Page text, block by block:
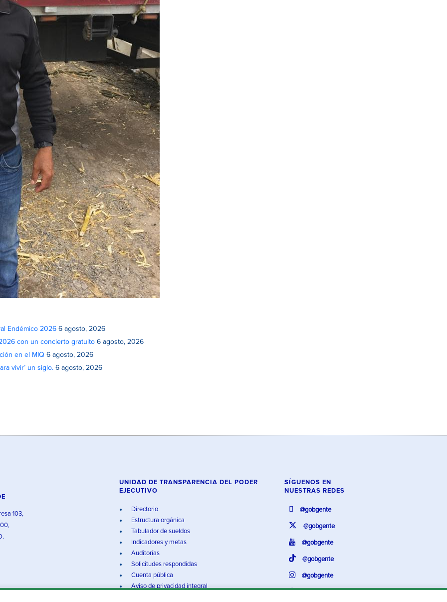
Endémico 2026 6 agosto, 2026
con un concierto gratuito 6 agosto, 2026
en el MIQ 6 agosto, 2026
vivir’ un siglo. 6 agosto, 2026
103,
UNIDAD DE TRANSPARENCIA DEL PODER
EJECUTIVO
Directorio
Estructura orgánica
Tabulador de sueldos
Indicadores y metas
Auditorías
Solicitudes respondidas
Cuenta pública
Aviso de privacidad integral
SÍGUENOS EN
NUESTRAS REDES
@gobgente
@gobgente
@gobgente
@gobgente
@gobgente
@gobgente